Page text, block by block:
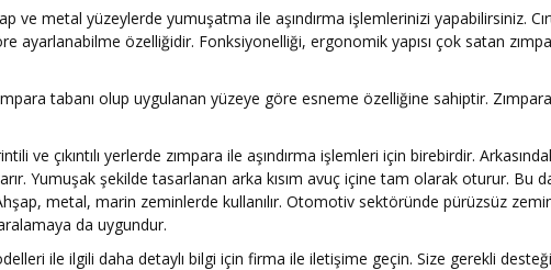
ve metal yüzeylerde yumuşatma ile aşındırma işlemlerinizi yapabilirsiniz.
ayarlanabilme özelliğidir. Fonksiyonelliği, ergonomik yapısı çok satan
tabanı olup uygulanan yüzeye göre esneme özelliğine sahiptir.
ve çıkıntılı yerlerde zımpara ile aşındırma işlemleri için birebirdir.
Yumuşak şekilde tasarlanan arka kısım avuç içine tam olarak oturur. Bu
metal, marin zeminlerde kullanılır. Otomotiv sektöründe pürüzsüz
da uygundur.
ile ilgili daha detaylı bilgi için firma ile iletişime geçin. Size gerekli